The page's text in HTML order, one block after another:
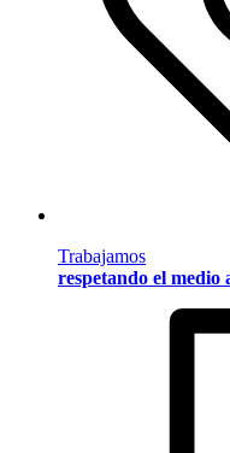
Trabajamos
respetando el medio